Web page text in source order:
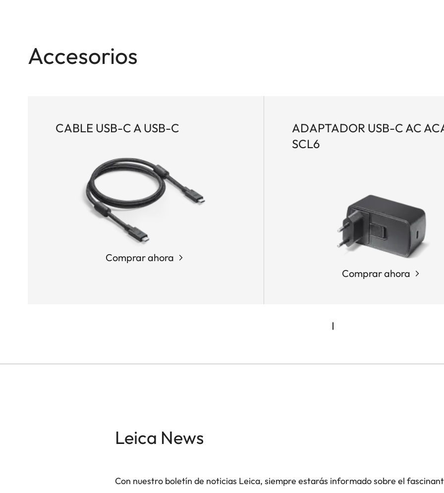
Accesorios
CABLE USB-C A USB-C
Comprar ahora
ADAPTADOR USB-C AC
SCL6
Comprar ahora
Leica News
Con nuestro boletín de noticias Leica, siempre estarás informado sobre el